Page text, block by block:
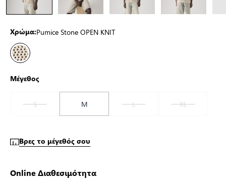
Χρώμα:Pumice Stone OPEN KNIT
Μέγεθος
S M L XL
Βρες το μέγεθός σου
Online Διαθεσιμότητα